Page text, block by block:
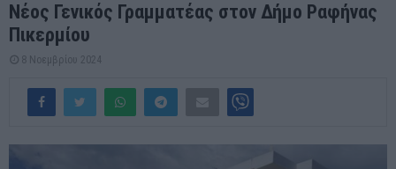
Νέος Γενικός Γραμματέας στον Δήμο Ραφήνας
Πικερμίου
8 Νοεμβρίου 2024